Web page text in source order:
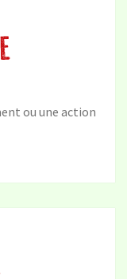
ou une action